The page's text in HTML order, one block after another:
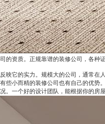
的资质。正规靠谱的装修公司，各
映它的实力。规模大的公司，通常
些小而精的装修公司也有自己的优
。一个好的设计团队，能根据你的